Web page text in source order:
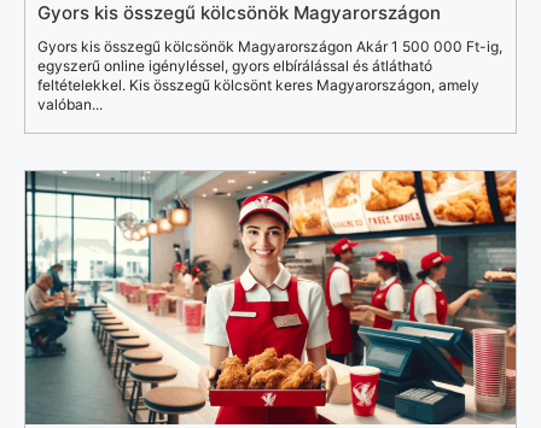
Gyors kis összegű kölcsönök Magyarországon
Gyors kis összegű kölcsönök Magyarországon Akár 1 500 000 Ft-ig,
egyszerű online igényléssel, gyors elbírálással és átlátható
feltételekkel. Kis összegű kölcsönt keres Magyarországon, amely
valóban...